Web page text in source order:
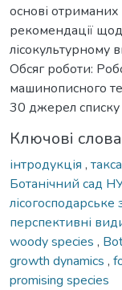
основі
рекомендації
лісокультурному
Обсяг роботи:
машинописного
30 джерел списку
Ключові слова
інтродукція ,
Ботанічний сад
лісогосподарське
перспективні
woody species ,
growth dynamics ,
promising species